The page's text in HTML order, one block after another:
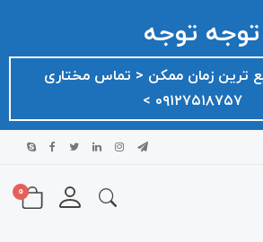
توجه توجه
ترین زمان ممکن ‌< تماس مختاری
۰۹۱۲۷۵۱۸۷۵۷ >
0